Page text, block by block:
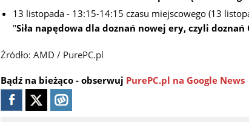
13 listopada - 13:15-14:15 czasu miejscowego (13
"Siła napędowa dla doznań nowej ery, czyli
Źródło: AMD / PurePC.pl
Bądź na bieżąco - obserwuj PurePC.pl na Google News